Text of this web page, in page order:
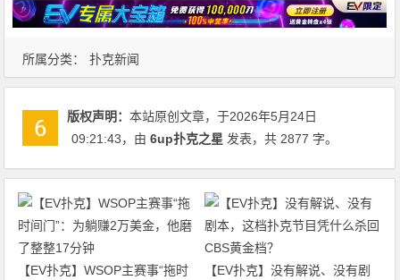
所属分类： 扑克新闻
版权声明：本站原创文章，于2026年5月24日
09:21:43，由6up扑克之星 发表，共 2877 字。
【EV扑克】WSOP主赛事“拖时
【EV扑克】没有解说、没有剧